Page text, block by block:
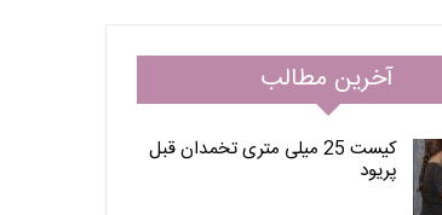
آخرین مطالب
کیست 25 میلی متری تخمدان قبل
پریود